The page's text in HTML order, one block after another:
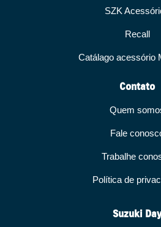
SZK
Recall
Catálago acessório
Contato
Quem
Fale
Trabalhe
Política de
Suzuki Day